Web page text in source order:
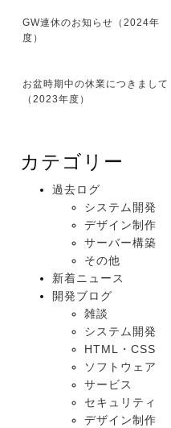
GW連休のお知らせ（2024年
度）
お盆時期中の休業につきまして
（2023年度）
カテゴリー
過去ログ
システム開発
デザイン制作
サーバー構築
その他
新着ニュース
開発ブログ
雑談
システム開発
HTML・CSS
ソフトウェア
サービス
セキュリティ
デザイン制作